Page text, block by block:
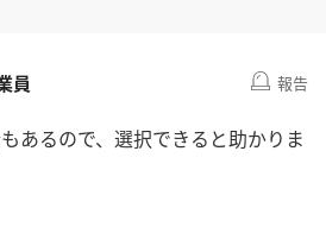
員 報告
あるので、選択できると助かりま